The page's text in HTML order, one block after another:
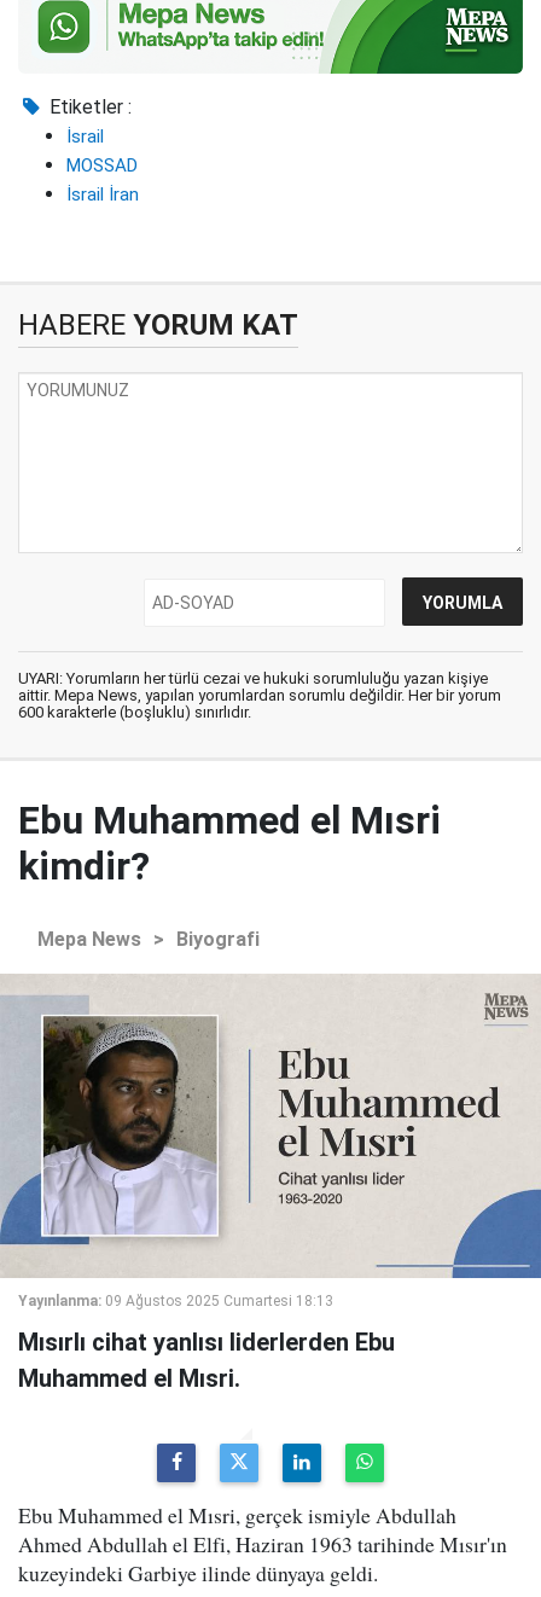
Etiketler :
İsrail
MOSSAD
İsrail İran
HABERE YORUM KAT
UYARI: Yorumların her türlü cezai ve hukuki sorumluluğu yazan kişiye
aittir. Mepa News, yapılan yorumlardan sorumlu değildir. Her bir yorum
600 karakterle (boşluklu) sınırlıdır.
Ebu Muhammed el Mısri
kimdir?
Mepa News > Biyografi
Yayınlanma: 09 Ağustos 2025 Cumartesi 18:13
Mısırlı cihat yanlısı liderlerden Ebu
Muhammed el Mısri.
Ebu Muhammed el Mısri, gerçek ismiyle Abdullah
Ahmed Abdullah el Elfi, Haziran 1963 tarihinde Mısır'ın
kuzeyindeki Garbiye ilinde dünyaya geldi.